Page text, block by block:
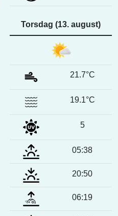
Torsdag (13. august)
21.7°C
19.1°C
5
05:38
20:50
06:19